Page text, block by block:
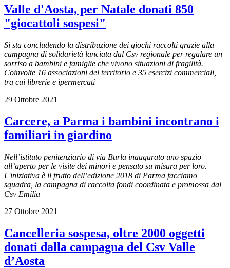
Valle d'Aosta, per Natale donati 850
"giocattoli sospesi"
Si sta concludendo la distribuzione dei giochi raccolti grazie alla
campagna di solidarietà lanciata dal Csv regionale per regalare un
sorriso a bambini e famiglie che vivono situazioni di fragilità.
Coinvolte 16 associazioni del territorio e 35 esercizi commerciali,
tra cui librerie e ipermercati
29 Ottobre 2021
Carcere, a Parma i bambini incontrano i
familiari in giardino
Nell’istituto penitenziario di via Burla inaugurato uno spazio
all’aperto per le visite dei minori e pensato su misura per loro.
L'iniziativa è il frutto dell’edizione 2018 di Parma facciamo
squadra, la campagna di raccolta fondi coordinata e promossa dal
Csv Emilia
27 Ottobre 2021
Cancelleria sospesa, oltre 2000 oggetti
donati dalla campagna del Csv Valle
d’Aosta